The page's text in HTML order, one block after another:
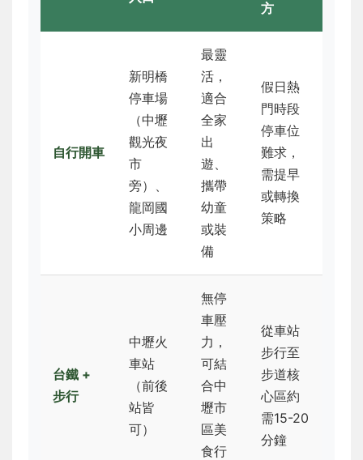
方
自行開車
新明橋
停車場
（中壢
觀光夜
市
旁）、
龍岡國
小周邊
最靈
活，
適合
全家
出
遊、
攜帶
幼童
或裝
備
假日熱
門時段
停車位
難求，
需提早
或轉換
策略
台鐵 +
步行
中壢火
車站
（前後
站皆
可）
無停
車壓
力，
可結
合中
壢市
區美
食行
從車站
步行至
步道核
心區約
需15-20
分鐘